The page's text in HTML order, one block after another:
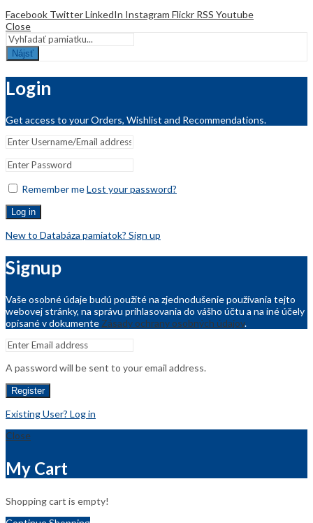
Facebook TwitterLinkedIn Instagram Flickr RSS Youtube
Close
Nájsť
Login
Get access to your Orders, Wishlist and Recommendations.
Remember meLost your password?
Log in
New to Databáza pamiatok? Sign up
Signup
Vaše osobné údaje budú použité na zjednodušenie používania tejto
webovej stránky, na správu prihlasovania do vášho účtu a na iné účely
opísané v dokumente Zásady ochrany osobných údajov.
A password will be sent to your email address.
Register
Existing User? Log in
Close
My Cart
Shopping cart is empty!